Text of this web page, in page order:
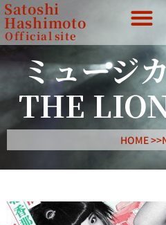
Satoshi
Hashimoto
Official site
ミュージ
THE
HOME >>